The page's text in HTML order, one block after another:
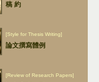
稿 約
[Style for Thesis Writing]
論文撰寫體例
[Review of Research Papers]